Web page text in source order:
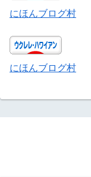
にほんブログ村
にほんブログ村